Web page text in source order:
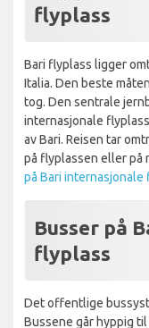
flyplass
Bari flyplass ligger
Italia. Den beste
tog. Den sentrale
internasjonale
av Bari. Reisen tar
på flyplassen eller på
på Bari internasjonale
Busser på
flyplass
Det offentlige
Bussene går hyppig